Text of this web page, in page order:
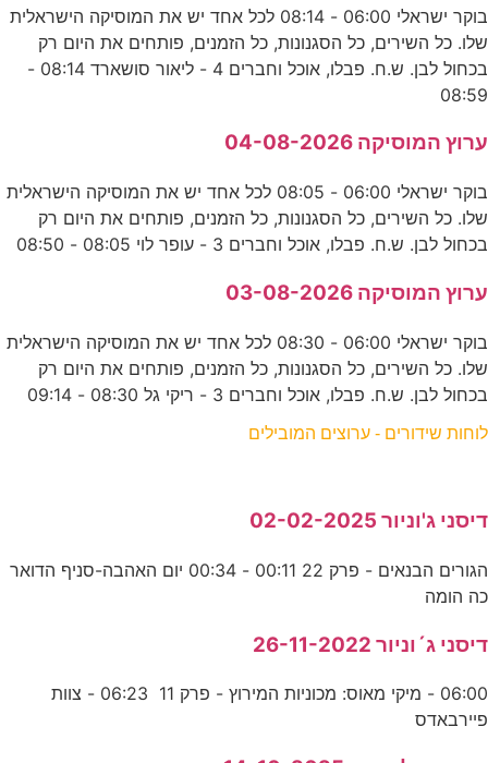
בוקר ישראלי 06:00 - 08:14 לכל אחד יש את המוסיקה הישראלית
שלו. כל השירים, כל הסגנונות, כל הזמנים, פותחים את היום רק
בכחול לבן. ש.ח. פבלו, אוכל וחברים 4 - ליאור סושארד 08:14 -
08:59
ערוץ המוסיקה 04-08-2026
בוקר ישראלי 06:00 - 08:05 לכל אחד יש את המוסיקה הישראלית
שלו. כל השירים, כל הסגנונות, כל הזמנים, פותחים את היום רק
בכחול לבן. ש.ח. פבלו, אוכל וחברים 3 - עופר לוי 08:05 - 08:50
ערוץ המוסיקה 03-08-2026
בוקר ישראלי 06:00 - 08:30 לכל אחד יש את המוסיקה הישראלית
שלו. כל השירים, כל הסגנונות, כל הזמנים, פותחים את היום רק
בכחול לבן. ש.ח. פבלו, אוכל וחברים 3 - ריקי גל 08:30 - 09:14
לוחות שידורים - ערוצים המובילים
דיסני ג'וניור 02-02-2025
הגורים הבנאים - פרק 22 00:11 - 00:34 יום האהבה-סניף הדואר
כה הומה
דיסני ג´וניור 26-11-2022
06:00 - מיקי מאוס: מכוניות המירוץ - פרק 11 06:23 - צוות
פיירבאדס